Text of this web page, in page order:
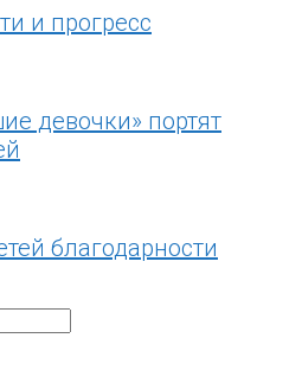
и прогресс
девочки» портят
благодарности